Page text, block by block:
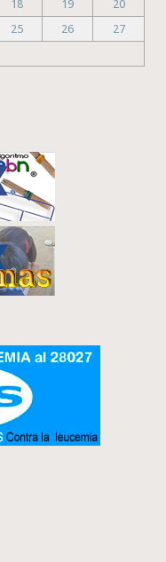
18 19
20
25 26
27